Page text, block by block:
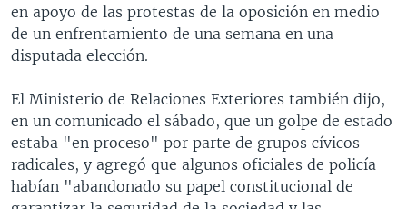
en apoyo de las protestas de la oposición en medio
de un enfrentamiento de una semana en una
disputada elección.
El Ministerio de Relaciones Exteriores también dijo,
en un comunicado el sábado, que un golpe de estado
estaba "en proceso" por parte de grupos cívicos
radicales, y agregó que algunos oficiales de policía
habían "abandonado su papel constitucional de